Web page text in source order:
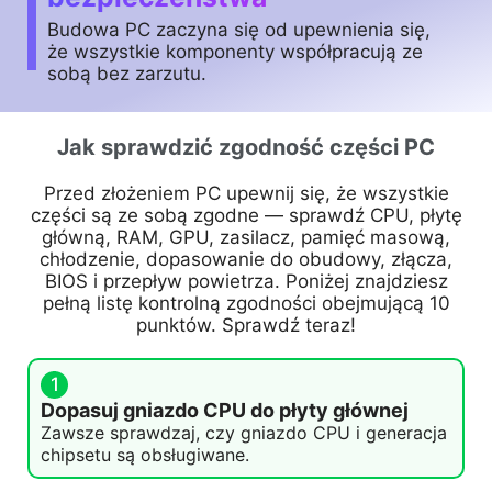
Budowa PC zaczyna się od upewnienia się,
że wszystkie komponenty współpracują ze
sobą bez zarzutu.
Jak sprawdzić zgodność części PC
Przed złożeniem PC upewnij się, że wszystkie
części są ze sobą zgodne — sprawdź CPU, płytę
główną, RAM, GPU, zasilacz, pamięć masową,
chłodzenie, dopasowanie do obudowy, złącza,
BIOS i przepływ powietrza. Poniżej znajdziesz
pełną listę kontrolną zgodności obejmującą 10
punktów. Sprawdź teraz!
1
Dopasuj gniazdo CPU do płyty głównej
Zawsze sprawdzaj, czy gniazdo CPU i generacja
chipsetu są obsługiwane.